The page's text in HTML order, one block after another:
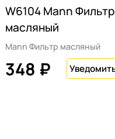
W6104 Mann Фильтр
масляный
Mann Фильтр масляный
348 ₽